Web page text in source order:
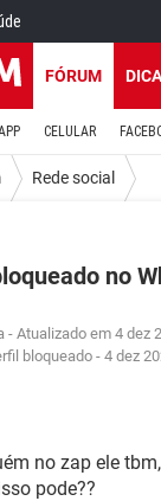
FÓRUM
CELULAR
Rede social
no
- Atualizado em 4 dez
bloqueado -4 dez
no zap ele
pode??